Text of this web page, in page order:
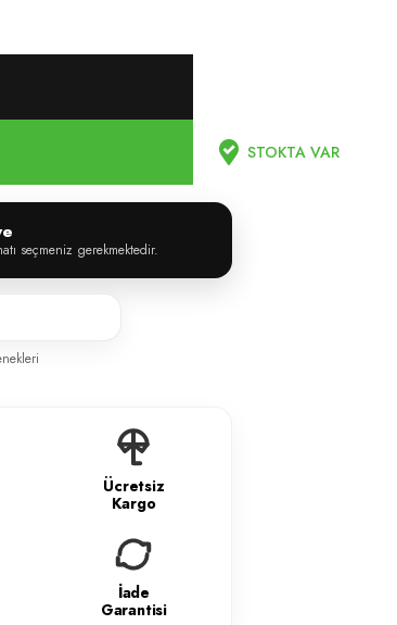
STOKTA VAR
seçmeniz gerekmektedir.
Ücretsiz
Kargo
İade
Garantisi